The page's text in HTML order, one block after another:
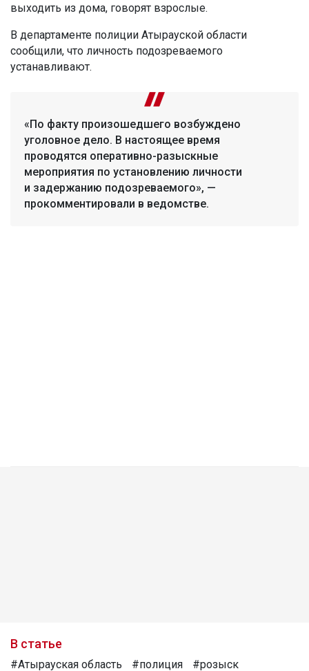
выходить из дома, говорят взрослые.
В департаменте полиции Атырауской области
сообщили, что личность подозреваемого
устанавливают.
«По факту произошедшего возбуждено
уголовное дело. В настоящее время
проводятся оперативно-разыскные
мероприятия по установлению личности
и задержанию подозреваемого», —
прокомментировали в ведомстве.
В статье
#Атырауская область #полиция #розыск